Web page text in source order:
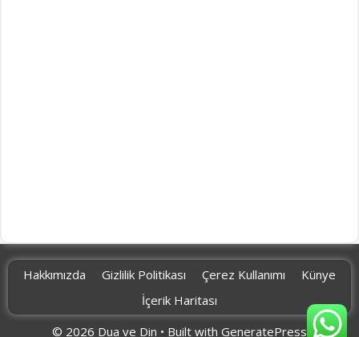
Hakkımızda Gizlilik Politikası Çerez Kullanımı
Künye
İçerik Haritası
© 2026 Dua ve Din • Built with GeneratePress